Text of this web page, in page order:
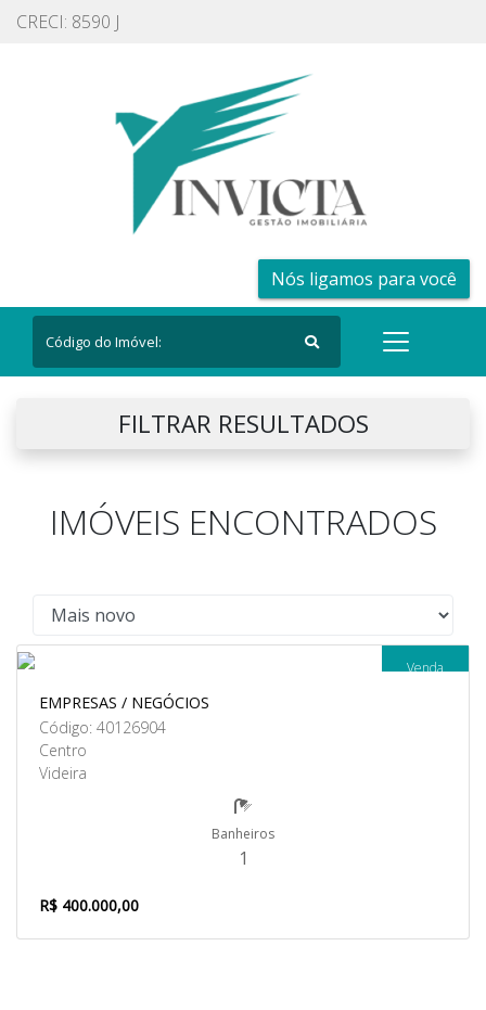
CRECI: 8590 J
Nós ligamos para você
FILTRAR RESULTADOS
IMÓVEIS ENCONTRADOS
Venda
EMPRESAS / NEGÓCIOS
Código: 40126904
Centro
Videira
Banheiros
1
R$ 400.000,00